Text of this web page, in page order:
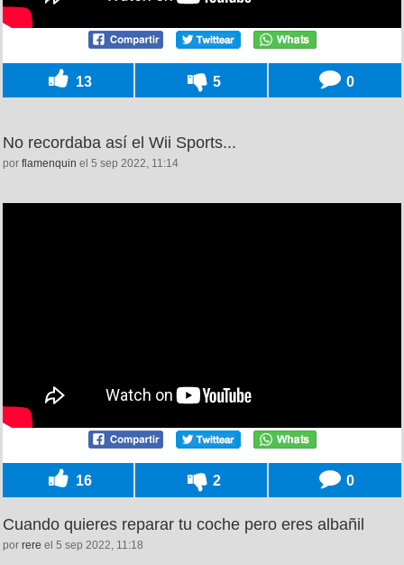
13 5 0
No recordaba así el Wii Sports...
por flamenquin el 5 sep 2022, 11:14
16 2 0
Cuando quieres reparar tu coche pero eres albañil
por rere el 5 sep 2022, 11:18